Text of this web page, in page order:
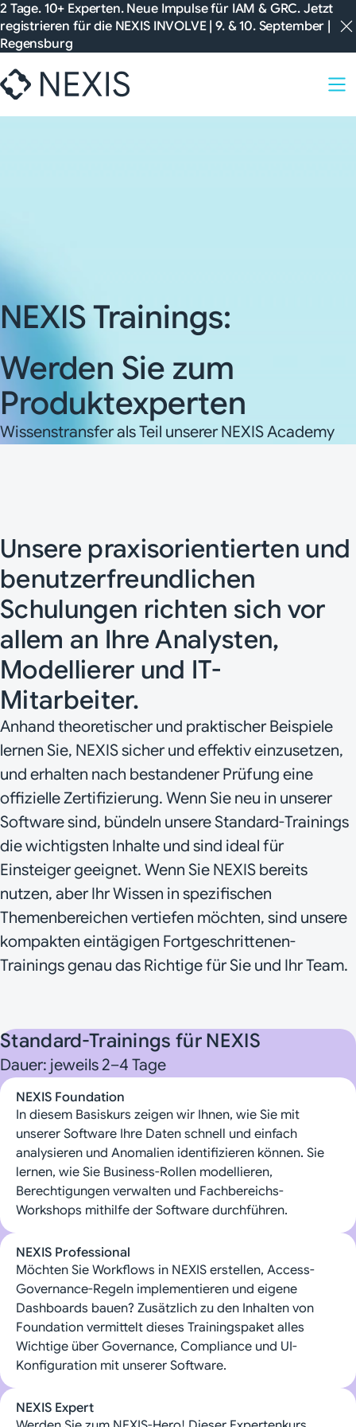
Zum
Inhalt
springen
2 Tage. 10+ Experten. Neue Impulse für IAM & GRC. Jetzt
registrieren für die NEXIS INVOLVE| 9. & 10. September |
Regensburg
NEXIS Trainings:
Werden Sie zum
Produktexperten
Wissenstransfer als Teil unserer NEXIS Academy
Unsere praxisorientierten und
benutzerfreundlichen
Schulungen richten sich vor
allem an Ihre Analysten,
Modellierer und IT-
Mitarbeiter.
Anhand theoretischer und praktischer Beispiele
lernen Sie, NEXIS sicher und effektiv einzusetzen,
und erhalten nach bestandener Prüfung eine
offizielle Zertifizierung. Wenn Sie neu in unserer
Software sind, bündeln unsere Standard-Trainings
die wichtigsten Inhalte und sind ideal für
Einsteiger geeignet. Wenn Sie NEXIS bereits
nutzen, aber Ihr Wissen in spezifischen
Themenbereichen vertiefen möchten, sind unsere
kompakten eintägigen Fortgeschrittenen-
Trainings genau das Richtige für Sie und Ihr Team.
Standard-Trainings für NEXIS
Dauer: jeweils 2–4 Tage
NEXIS Foundation
In diesem Basiskurs zeigen wir Ihnen, wie Sie mit
unserer Software Ihre Daten schnell und einfach
analysieren und Anomalien identifizieren können. Sie
lernen, wie Sie Business-Rollen modellieren,
Berechtigungen verwalten und Fachbereichs-
Workshops mithilfe der Software durchführen.
NEXIS Professional
Möchten Sie Workflows in NEXIS erstellen, Access-
Governance-Regeln implementieren und eigene
Dashboards bauen? Zusätzlich zu den Inhalten von
Foundation vermittelt dieses Trainingspaket alles
Wichtige über Governance, Compliance und UI-
Konfiguration mit unserer Software.
NEXIS Expert